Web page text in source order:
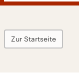
Zur Startseite